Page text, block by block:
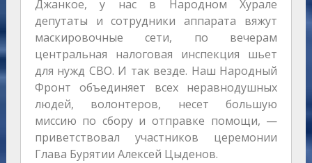
Джанкое, у нас в Народном Хурале
депутаты и сотрудники аппарата вяжут
маскировочные сети, по вечерам
центральная налоговая инспекция шьет
для нужд СВО. И так везде. Наш Народный
Фронт объединяет всех неравнодушных
людей, волонтеров, несет большую
миссию по сбору и отправке помощи, —
приветствовал участников церемонии
Глава Бурятии Алексей Цыденов.